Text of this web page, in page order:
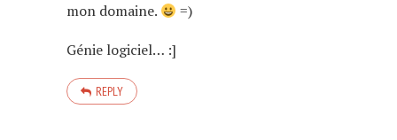
mon domaine.
=)
Génie logiciel… :]
REPLY